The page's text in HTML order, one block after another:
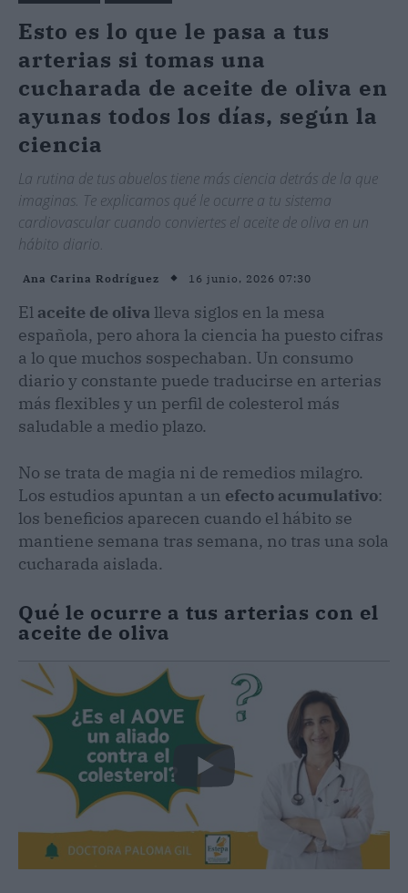
Esto es lo que le pasa a tus
arterias si tomas una
cucharada de aceite de oliva en
ayunas todos los días, según la
ciencia
La rutina de tus abuelos tiene más ciencia detrás de la que
imaginas. Te explicamos qué le ocurre a tu sistema
cardiovascular cuando conviertes el aceite de oliva en un
hábito diario.
Ana Carina Rodríguez 16 junio, 2026 07:30
El aceite de oliva lleva siglos en la mesa
española, pero ahora la ciencia ha puesto cifras
a lo que muchos sospechaban. Un consumo
diario y constante puede traducirse en arterias
más flexibles y un perfil de colesterol más
saludable a medio plazo.
No se trata de magia ni de remedios milagro.
Los estudios apuntan a un efecto acumulativo:
los beneficios aparecen cuando el hábito se
mantiene semana tras semana, no tras una sola
cucharada aislada.
Qué le ocurre a tus arterias con el
aceite de oliva